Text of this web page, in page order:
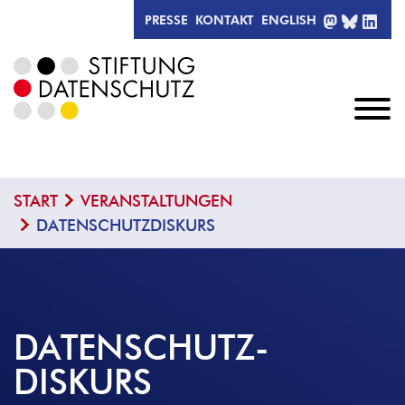
PRESSE KONTAKT ENGLISH
START
VERANSTALTUNGEN
DATENSCHUTZDISKURS
DATENSCHUTZ­
DISKURS